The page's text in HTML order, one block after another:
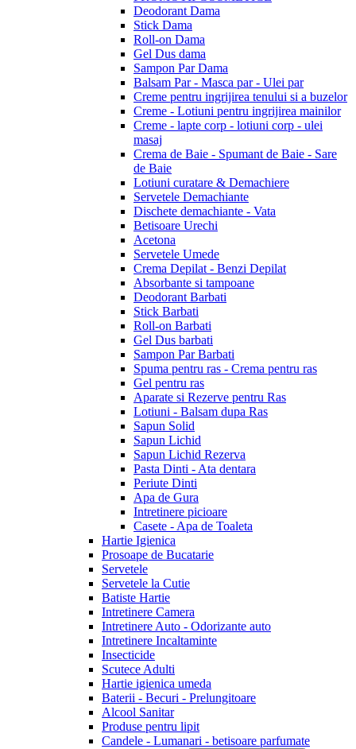
Deodorant Dama
Stick Dama
Roll-on Dama
Gel Dus dama
Sampon Par Dama
Balsam Par - Masca par - Ulei par
Creme pentru ingrijirea tenului si a buzelor
Creme - Lotiuni pentru ingrijirea mainilor
Creme - lapte corp - lotiuni corp - ulei
masaj
Crema de Baie - Spumant de Baie - Sare
de Baie
Lotiuni curatare & Demachiere
Servetele Demachiante
Dischete demachiante - Vata
Betisoare Urechi
Acetona
Servetele Umede
Crema Depilat - Benzi Depilat
Absorbante si tampoane
Deodorant Barbati
Stick Barbati
Roll-on Barbati
Gel Dus barbati
Sampon Par Barbati
Spuma pentru ras - Crema pentru ras
Gel pentru ras
Aparate si Rezerve pentru Ras
Lotiuni - Balsam dupa Ras
Sapun Solid
Sapun Lichid
Sapun Lichid Rezerva
Pasta Dinti - Ata dentara
Periute Dinti
Apa de Gura
Intretinere picioare
Casete - Apa de Toaleta
Hartie Igienica
Prosoape de Bucatarie
Servetele
Servetele la Cutie
Batiste Hartie
Intretinere Camera
Intretinere Auto - Odorizante auto
Intretinere Incaltaminte
Insecticide
Scutece Adulti
Hartie igienica umeda
Baterii - Becuri - Prelungitoare
Alcool Sanitar
Produse pentru lipit
Candele - Lumanari - betisoare parfumate